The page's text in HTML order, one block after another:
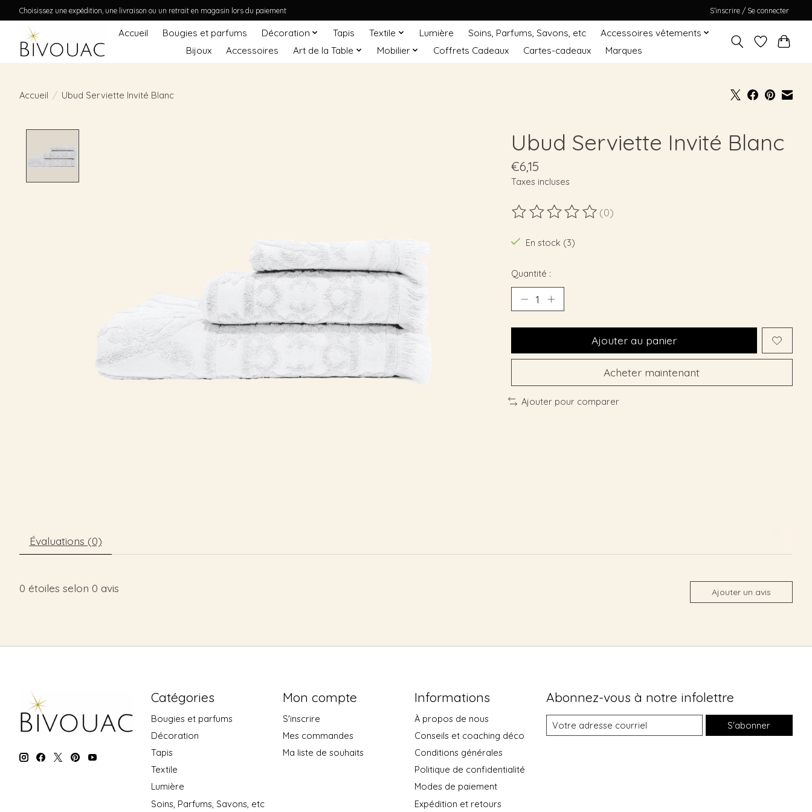
Choisissez une expédition, une livraison ou un retrait en magasin lors du paiement S’inscrire / Se connecter
Accueil Bougies et parfums Décoration Tapis Textile Lumière Soins, Parfums, Savons, etc
Accessoires vêtements
Bijoux
Accessoires Art de la Table Mobilier Coffrets Cadeaux Cartes-cadeaux Marques
Accueil / Ubud Serviette Invité Blanc
Ubud Serviette Invité Blanc
€6,15
Taxes incluses
Ce produit est évalué à
(0)
En stock (3)
Quantité :
Ajouter au panier
Acheter maintenant
Ajouter pour comparer
Évaluations (0)
0 étoiles selon 0 avis Ajouter un avis
Catégories
Bougies et parfums
Décoration
Tapis
Textile
Lumière
Soins, Parfums, Savons, etc
Mon compte
S'inscrire
Mes commandes
Ma liste de souhaits
Informations
À propos de nous
Conseils et coaching déco
Conditions générales
Politique de confidentialité
Modes de paiement
Expédition et retours
Abonnez-vous à notre infolettre
S'abonner